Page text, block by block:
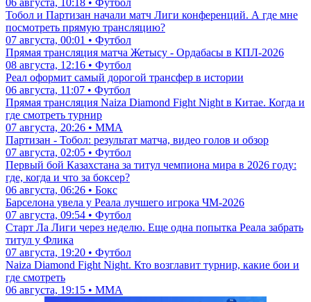
Тобол и Партизан начали матч Лиги конференций. А где мне
посмотреть прямую трансляцию?
07 августа, 00:01 • Футбол
Прямая трансляция матча Жетысу - Ордабасы в КПЛ-2026
08 августа, 12:16 • Футбол
Реал оформит самый дорогой трансфер в истории
06 августа, 11:07 • Футбол
Прямая трансляция Naiza Diamond Fight Night в Китае. Когда и
где смотреть турнир
07 августа, 20:26 • ММА
Партизан - Тобол: результат матча, видео голов и обзор
07 августа, 02:05 • Футбол
Первый бой Казахстана за титул чемпиона мира в 2026 году:
где, когда и что за боксер?
06 августа, 06:26 • Бокс
Барселона увела у Реала лучшего игрока ЧМ-2026
07 августа, 09:54 • Футбол
Старт Ла Лиги через неделю. Еще одна попытка Реала забрать
титул у Флика
07 августа, 19:20 • Футбол
Naiza Diamond Fight Night. Кто возглавит турнир, какие бои и
где смотреть
06 августа, 19:15 • ММА